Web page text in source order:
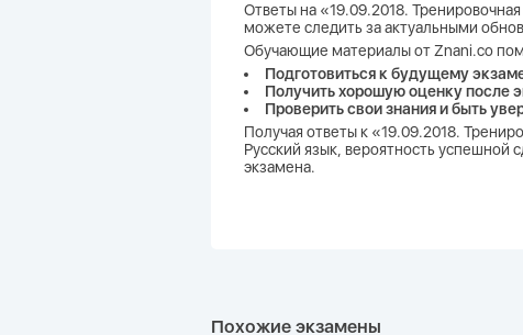
Ответы на «19.09.2018.
можете следить за актуальными
Обучающие материалы от Znani.co
Подготовиться к будущему
Получить хорошую оценку после
Проверить свои знания и быть
Получая ответы к «19.09.2018.
Русский язык, вероятность успешной
экзамена.
Похожие экзамены